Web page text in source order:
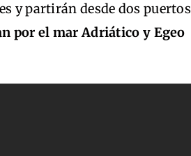
y partirán desde dos puertos
por el mar Adriático y Egeo